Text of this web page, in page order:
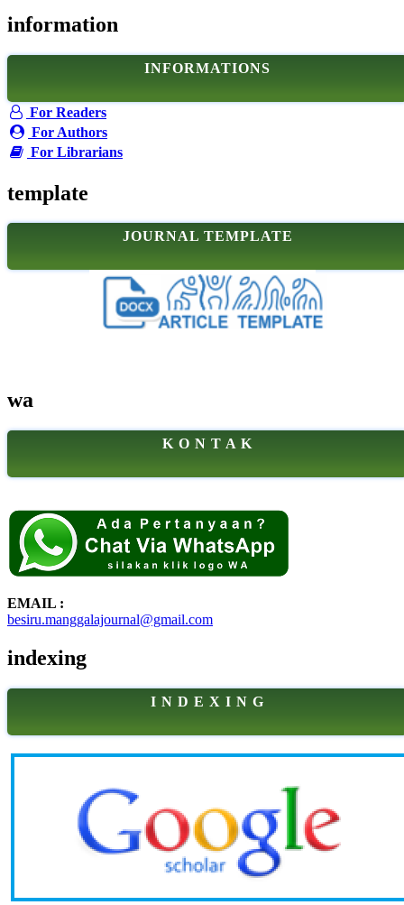
information
INFORMATIONS
For Readers
For Authors
For Librarians
template
JOURNAL TEMPLATE
wa
K O N T A K
EMAIL :
besiru.manggalajournal@gmail.com
indexing
I N D E X I N G